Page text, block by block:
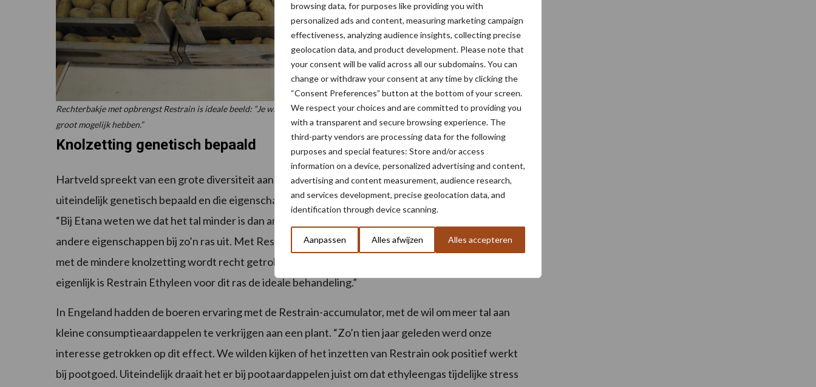
browsing data, for purposes like providing you with
personalized ads and content, measuring marketing campaign
effectiveness, analyzing audience insights, collecting precise
geolocation data, and product development. Please note that
your consent will be valid across all our subdomains. You can
change or withdraw your consent at any time by clicking the
“Consent Preferences” button at the bottom of your screen.
We respect your choices and are committed to providing you
with a transparent and secure browsing experience. The
third-party vendors are processing data for the following
purposes and special features: Store and/or access
information on a device, personalized advertising and content,
advertising and content measurement, audience research,
and services development, precise geolocation data, and
identification through device scanning.
Aanpassen Alles afwijzen Alles accepteren
Rechterbakje met opbrengst Restrain is ideale beeld: “Je wilt middelste stuk met maatsortering tussen 35 en 55 millimeter zo
groot mogelijk hebben.”
Knolzetting genetisch bepaald
Hartveld spreekt van een grote diversiteit aan rassen waar de behandeling werkt. Knolzetting is
uiteindelijk genetisch bepaald en die eigenschap beïnvloedt ook het succes van Restrain Ethyleen.
“Bij Etana weten we dat het tal minder is dan andere rassen. Een teler komt vanwege bepaalde
andere eigenschappen bij zo’n ras uit. Met Restrain Ethyleen zorg je er voor dat het kleine nadeel
met de mindere knolzetting wordt recht getrokken. Voor dit ras is het dus een ideale proef, of
eigenlijk is Restrain Ethyleen voor dit ras de ideale behandeling.”
In Engeland hadden de boeren ervaring met de Restrain-accumulator, met de wil om meer tal aan
kleine consumptieaardappelen te verkrijgen aan een plant. “Zo’n tien jaar geleden werd onze
interesse getrokken op dit effect. We wilden kijken of het inzetten van Restrain ook positief werkt
bij pootgoed. Uiteindelijk draait het er bij pootaardappelen juist om dat ethyleengas tijdelijke stress